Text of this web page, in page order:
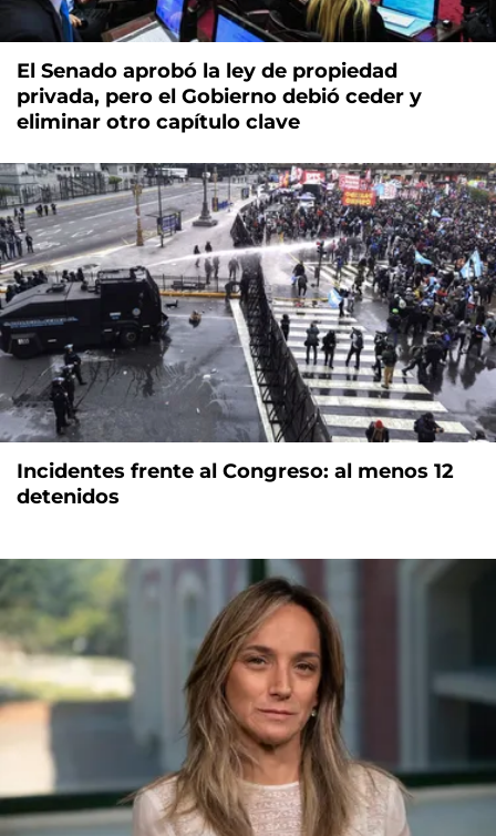
El Senado aprobó la ley de propiedad
privada, pero el Gobierno debió ceder y
eliminar otro capítulo clave
Incidentes frente al Congreso: al menos 12
detenidos